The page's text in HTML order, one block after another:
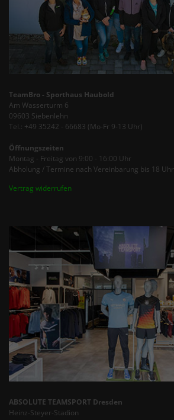
TeamBro - Sporthaus Haubold
Am Wasserturm 6
09603 Siebenlehn
Tel.: +49 35242 - 66683 (Mo-Fr 9-13 Uhr)
Öffnungszeiten
Montag - Freitag von 9:00 - 16:00 Uhr
Abholung / Termine nach Vereinbarung bis 18 Uhr
Vertrag widerrufen
ABSOLUTE TEAMSPORT Dresden
Heinz-Steyer-Stadion